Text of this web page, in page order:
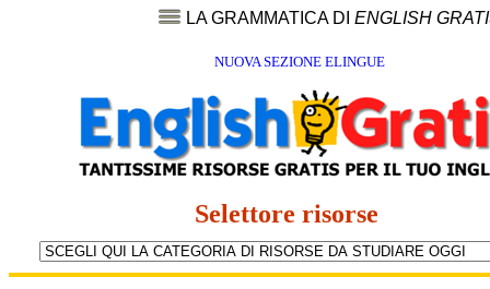
LA GRAMMATICA DI ENGLISH
NUOVA SEZIONE ELINGUE
Selettore risorse